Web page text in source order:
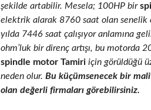
şekilde artabilir. Mesela; 100HP bir
elektrik alarak 8760 saat olan senelik
yılda 7446 saat çalışıyor anlamına
ohm’luk bir direnç artışı, bu motorda
spindle motor Tamiri için görüldüğü
neden olur. Bu küçümsenecek bir
olan değerli firmaları görebilirsiniz.